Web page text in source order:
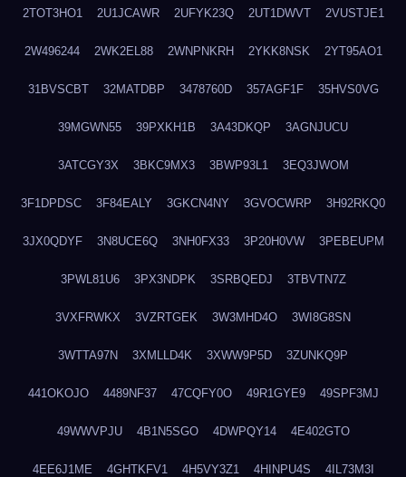
2TOT3HO1 2U1JCAWR 2UFYK23Q 2UT1DWVT 2VUSTJE1
2W496244 2WK2EL88 2WNPNKRH 2YKK8NSK 2YT95AO1
31BVSCBT 32MATDBP 3478760D 357AGF1F 35HVS0VG
39MGWN55 39PXKH1B 3A43DKQP 3AGNJUCU
3ATCGY3X 3BKC9MX3 3BWP93L1 3EQ3JWOM
3F1DPDSC 3F84EALY 3GKCN4NY 3GVOCWRP 3H92RKQ0
3JX0QDYF 3N8UCE6Q 3NH0FX33 3P20H0VW 3PEBEUPM
3PWL81U6 3PX3NDPK 3SRBQEDJ 3TBVTN7Z
3VXFRWKX 3VZRTGEK 3W3MHD4O 3WI8G8SN
3WTTA97N 3XMLLD4K 3XWW9P5D 3ZUNKQ9P
441OKOJO 4489NF37 47CQFY0O 49R1GYE9 49SPF3MJ
49WWVPJU 4B1N5SGO 4DWPQY14 4E402GTO
4EE6J1ME 4GHTKFV1 4H5VY3Z1 4HINPU4S 4IL73M3I